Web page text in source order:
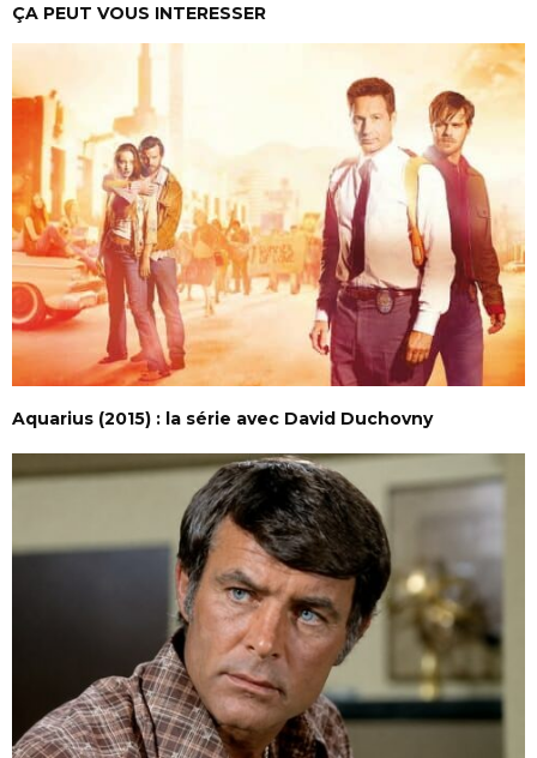
ÇA PEUT VOUS INTERESSER
Aquarius (2015) : la série avec David Duchovny